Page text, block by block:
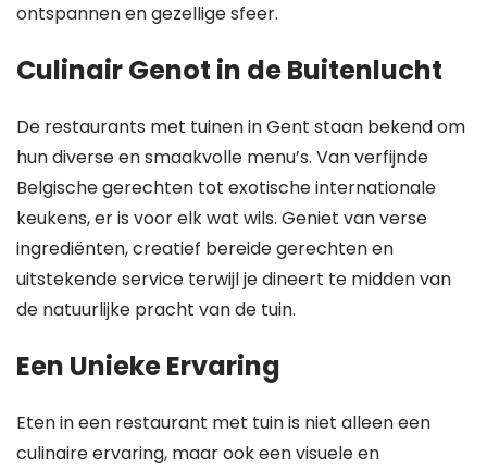
ontspannen en gezellige sfeer.
Culinair Genot in de Buitenlucht
De restaurants met tuinen in Gent staan bekend om
hun diverse en smaakvolle menu’s. Van verfijnde
Belgische gerechten tot exotische internationale
keukens, er is voor elk wat wils. Geniet van verse
ingrediënten, creatief bereide gerechten en
uitstekende service terwijl je dineert te midden van
de natuurlijke pracht van de tuin.
Een Unieke Ervaring
Eten in een restaurant met tuin is niet alleen een
culinaire ervaring, maar ook een visuele en